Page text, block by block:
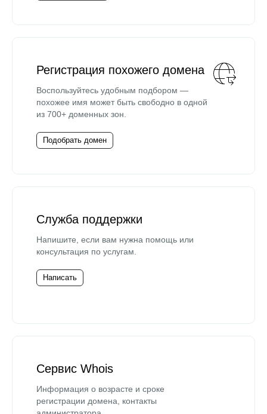
Регистрация похожего домена
Воспользуйтесь удобным подбором —
похожее имя может быть свободно в одной
из 700+ доменных зон.
Подобрать домен
Служба поддержки
Напишите, если вам нужна помощь или
консультация по услугам.
Написать
Сервис Whois
Информация о возрасте и сроке
регистрации домена, контакты